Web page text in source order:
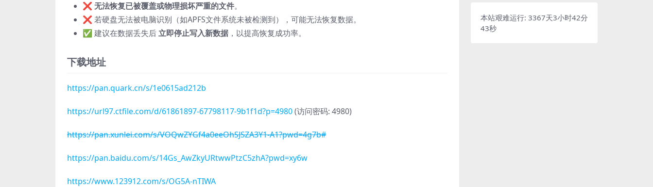
❌ 无法恢复已被覆盖或物理损坏严重的文件。
❌ 若硬盘无法被电脑识别（如APFS文件系统未被检测到），可能无法恢复数据。
✅ 建议在数据丢失后立即停止写入新数据 ，以提高恢复成功率。
下载地址
https://pan.quark.cn/s/1e0615ad212b
https://url97.ctfile.com/d/61861897-67798117-9b1f1d?p=4980(访问密码: 4980)
https://pan.xunlei.com/s/VOQwZYGf4a0eeOhSJSZA3Y1-A1?pwd=4g7b#
https://pan.baidu.com/s/14Gs_AwZkyURtwwPtzC5zhA?pwd=xy6w
https://www.123912.com/s/OG5A-nTIWA
本站艰难运行: 3367天3小时42分
44秒